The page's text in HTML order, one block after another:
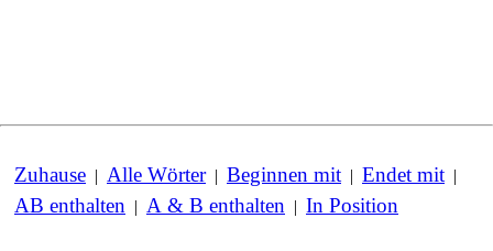
Zuhause | Alle Wörter| Beginnen mit | Endet mit |
AB enthalten | A & B enthalten | In Position